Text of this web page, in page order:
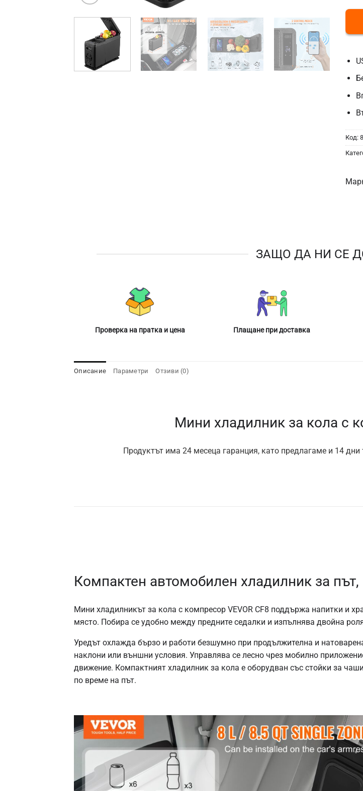
Код:
ЗАЩО ДА НИ СЕ
Проверка на пратка и цена Плащане при доставка
Описание Параметри Отзиви (0)
Мини хладилник за кола с
Продуктът има 24 месеца гаранция, като предлагаме и 14
Компактен автомобилен хладилник за
Мини хладилникът за кола с компресор VEVOR CF8 поддържа напитки и
място. Побира се удобно между предните седалки и изпълнява двойна
Уредът охлажда бързо и работи безшумно при продължителна и
наклони или външни условия. Управлява се лесно чрез мобилно
движение. Компактният хладилник за кола е оборудван със стойки за
по време на път.